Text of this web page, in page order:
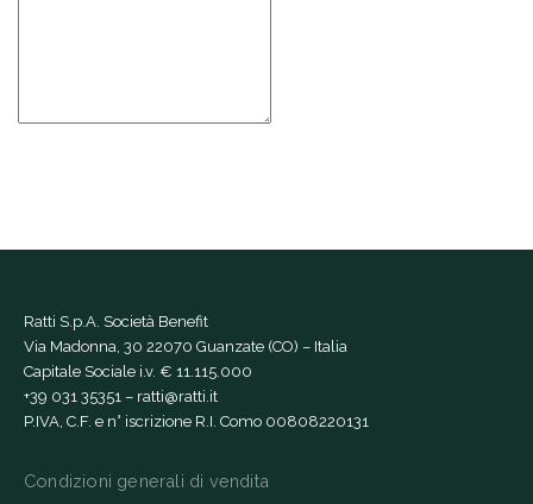
Ratti S.p.A. Società Benefit
Via Madonna, 30 22070 Guanzate (CO) – Italia
Capitale Sociale i.v. € 11.115.000
+39 031 35351 – ratti@ratti.it
P.IVA, C.F. e n° iscrizione R.I. Como 00808220131
Condizioni generali di vendita